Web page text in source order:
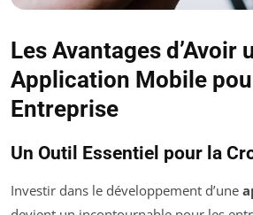
Les Avantages d’Avoir
Application Mobile
Entreprise
Un Outil Essentiel pour la
Investir dans le développement d’une